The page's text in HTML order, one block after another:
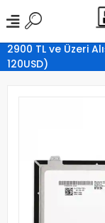
2900 TL ve Üzeri
120USD)